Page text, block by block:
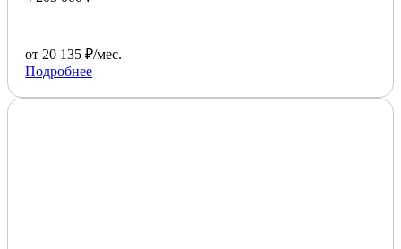
от 20 135 ₽/мес.
Подробнее